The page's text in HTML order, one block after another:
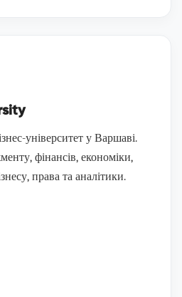
університет у Варшаві.
фінансів, економіки,
права та аналітики.